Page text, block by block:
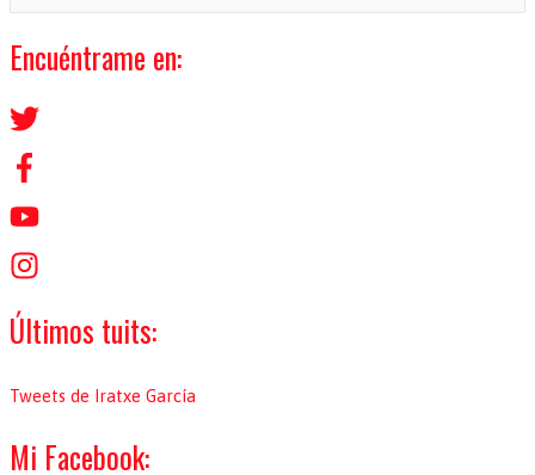
s
c
a
o
r
Encuéntrame en:
Últimos tuits:
Tweets de Iratxe García
Mi Facebook: